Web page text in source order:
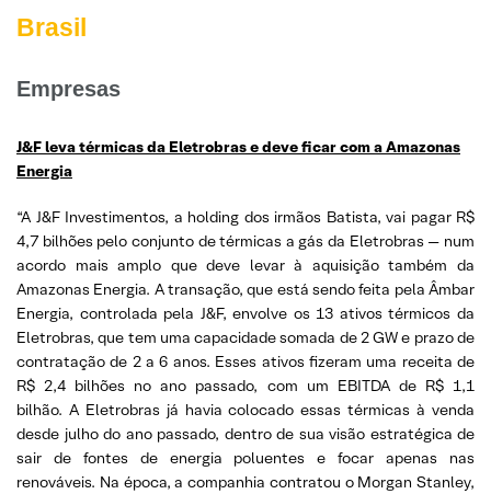
Brasil
Empresas
J&F leva térmicas da Eletrobras e deve ficar com a Amazonas
Energia
“A J&F Investimentos, a holding dos irmãos Batista, vai pagar R$
4,7 bilhões pelo conjunto de térmicas a gás da Eletrobras — num
acordo mais amplo que deve levar à aquisição também da
Amazonas Energia. A transação, que está sendo feita pela Âmbar
Energia, controlada pela J&F, envolve os 13 ativos térmicos da
Eletrobras, que tem uma capacidade somada de 2 GW e prazo de
contratação de 2 a 6 anos. Esses ativos fizeram uma receita de
R$ 2,4 bilhões no ano passado, com um EBITDA de R$ 1,1
bilhão. A Eletrobras já havia colocado essas térmicas à venda
desde julho do ano passado, dentro de sua visão estratégica de
sair de fontes de energia poluentes e focar apenas nas
renováveis. Na época, a companhia contratou o Morgan Stanley,